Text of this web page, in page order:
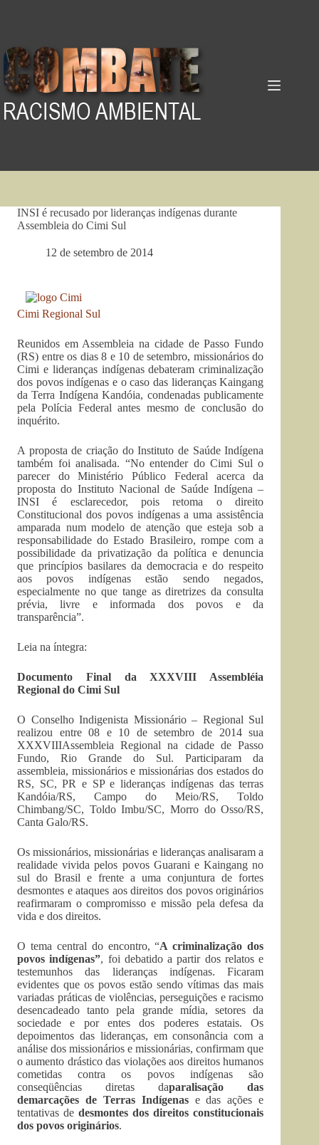
INSI é recusado por lideranças indígenas durante
Assembleia do Cimi Sul
12 de setembro de 2014
Cimi Regional Sul
Reunidos em Assembleia na cidade de Passo Fundo
(RS) entre os dias 8 e 10 de setembro, missionários do
Cimi e lideranças indígenas debateram criminalização
dos povos indígenas e o caso das lideranças Kaingang
da Terra Indígena Kandóia, condenadas publicamente
pela Polícia Federal antes mesmo de conclusão do
inquérito.
A proposta de criação do Instituto de Saúde Indígena
também foi analisada. “No entender do Cimi Sul o
parecer do Ministério Público Federal acerca da
proposta do Instituto Nacional de Saúde Indígena –
INSI é esclarecedor, pois retoma o direito
Constitucional dos povos indígenas a uma assistência
amparada num modelo de atenção que esteja sob a
responsabilidade do Estado Brasileiro, rompe com a
possibilidade da privatização da política e denuncia
que princípios basilares da democracia e do respeito
aos povos indígenas estão sendo negados,
especialmente no que tange as diretrizes da consulta
prévia, livre e informada dos povos e da
transparência”.
Leia na íntegra:
Documento Final da XXXVIII Assembléia
Regional do Cimi Sul
O Conselho Indigenista Missionário – Regional Sul
realizou entre 08 e 10 de setembro de 2014 sua
XXXVIIIAssembleia Regional na cidade de Passo
Fundo, Rio Grande do Sul. Participaram da
assembleia, missionários e missionárias dos estados do
RS, SC, PR e SP e lideranças indígenas das terras
Kandóia/RS, Campo do Meio/RS, Toldo
Chimbang/SC, Toldo Imbu/SC, Morro do Osso/RS,
Canta Galo/RS.
Os missionários, missionárias e lideranças analisaram a
realidade vivida pelos povos Guarani e Kaingang no
sul do Brasil e frente a uma conjuntura de fortes
desmontes e ataques aos direitos dos povos originários
reafirmaram o compromisso e missão pela defesa da
vida e dos direitos.
O tema central do encontro, “A criminalização dos
povos indígenas”, foi debatido a partir dos relatos e
testemunhos das lideranças indígenas. Ficaram
evidentes que os povos estão sendo vítimas das mais
variadas práticas de violências, perseguições e racismo
desencadeado tanto pela grande mídia, setores da
sociedade e por entes dos poderes estatais. Os
depoimentos das lideranças, em consonância com a
análise dos missionários e missionárias, confirmam que
o aumento drástico das violações aos direitos humanos
cometidas contra os povos indígenas são
conseqüências diretas daparalisação das
demarcações de Terras Indígenase das ações e
tentativas dedesmontes dos direitos constitucionais
dos povos originários.